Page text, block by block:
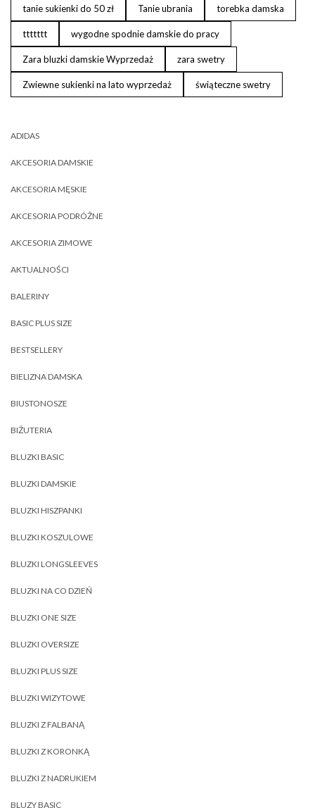
tanie sukienki do 50 zł Tanie ubrania torebka damska
ttttttt wygodne spodnie damskie do pracy
Zara bluzki damskie Wyprzedaż zara swetry
Zwiewne sukienki na lato wyprzedaż świąteczne swetry
ADIDAS
AKCESORIA DAMSKIE
AKCESORIA MĘSKIE
AKCESORIA PODRÓŻNE
AKCESORIA ZIMOWE
AKTUALNOŚCI
BALERINY
BASIC PLUS SIZE
BESTSELLERY
BIELIZNA DAMSKA
BIUSTONOSZE
BIŻUTERIA
BLUZKI BASIC
BLUZKI DAMSKIE
BLUZKI HISZPANKI
BLUZKI KOSZULOWE
BLUZKI LONGSLEEVES
BLUZKI NA CO DZIEŃ
BLUZKI ONE SIZE
BLUZKI OVERSIZE
BLUZKI PLUS SIZE
BLUZKI WIZYTOWE
BLUZKI Z FALBANĄ
BLUZKI Z KORONKĄ
BLUZKI Z NADRUKIEM
BLUZY BASIC